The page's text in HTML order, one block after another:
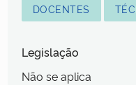
DOCENTES
Legislação
Não se aplica